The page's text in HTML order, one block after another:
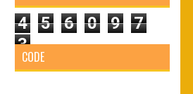
4 5 6 0 9
7
3
CODE